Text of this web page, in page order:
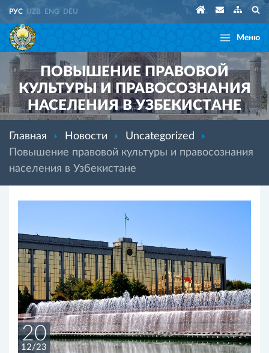
РУС UZB ENG DEU
Меню
ПОВЫШЕНИЕ ПРАВОВОЙ
КУЛЬТУРЫ И ПРАВОСОЗНАНИЯ
НАСЕЛЕНИЯ В УЗБЕКИСТАНЕ
Главная Новости
Uncategorized
Повышение правовой культуры и правосознания
населения в Узбекистане
20
12/23